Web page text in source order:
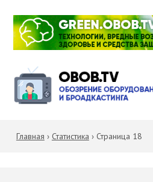
Главная › Статистика › Страница 18